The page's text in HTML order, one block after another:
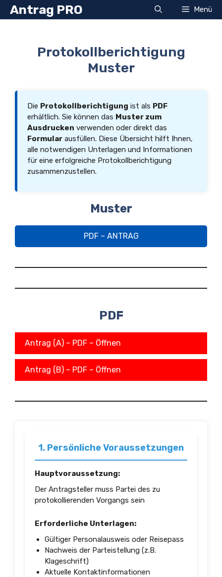
Zum
InhaltAntrag PRO Menü
Protokollberichtigung
Muster
Die Protokollberichtigung ist als PDF
erhältlich. Sie können das Muster zum
Ausdrucken verwenden oder direkt das
Formular ausfüllen. Diese Übersicht hilft Ihnen,
alle notwendigen Unterlagen und Informationen
für eine erfolgreiche Protokollberichtigung
zusammenzustellen.
Muster
PDF – ANTRAG
PDF
Antrag (A) – PDF – Öffnen
Antrag (B) – PDF – Öffnen
1. Persönliche Voraussetzungen
Hauptvoraussetzung:
Der Antragsteller muss Partei des zu
protokollierenden Vorgangs sein
Erforderliche Unterlagen:
Gültiger Personalausweis oder Reisepass
Nachweis der Parteistellung (z.B.
Klageschrift)
Aktuelle Kontaktinformationen